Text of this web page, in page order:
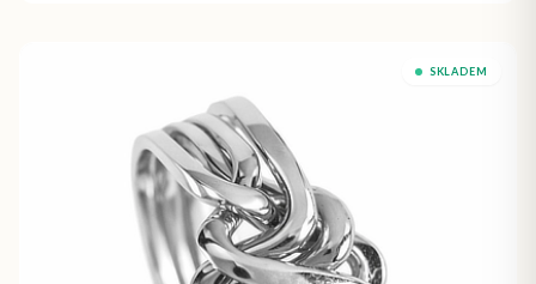
SKLADEM